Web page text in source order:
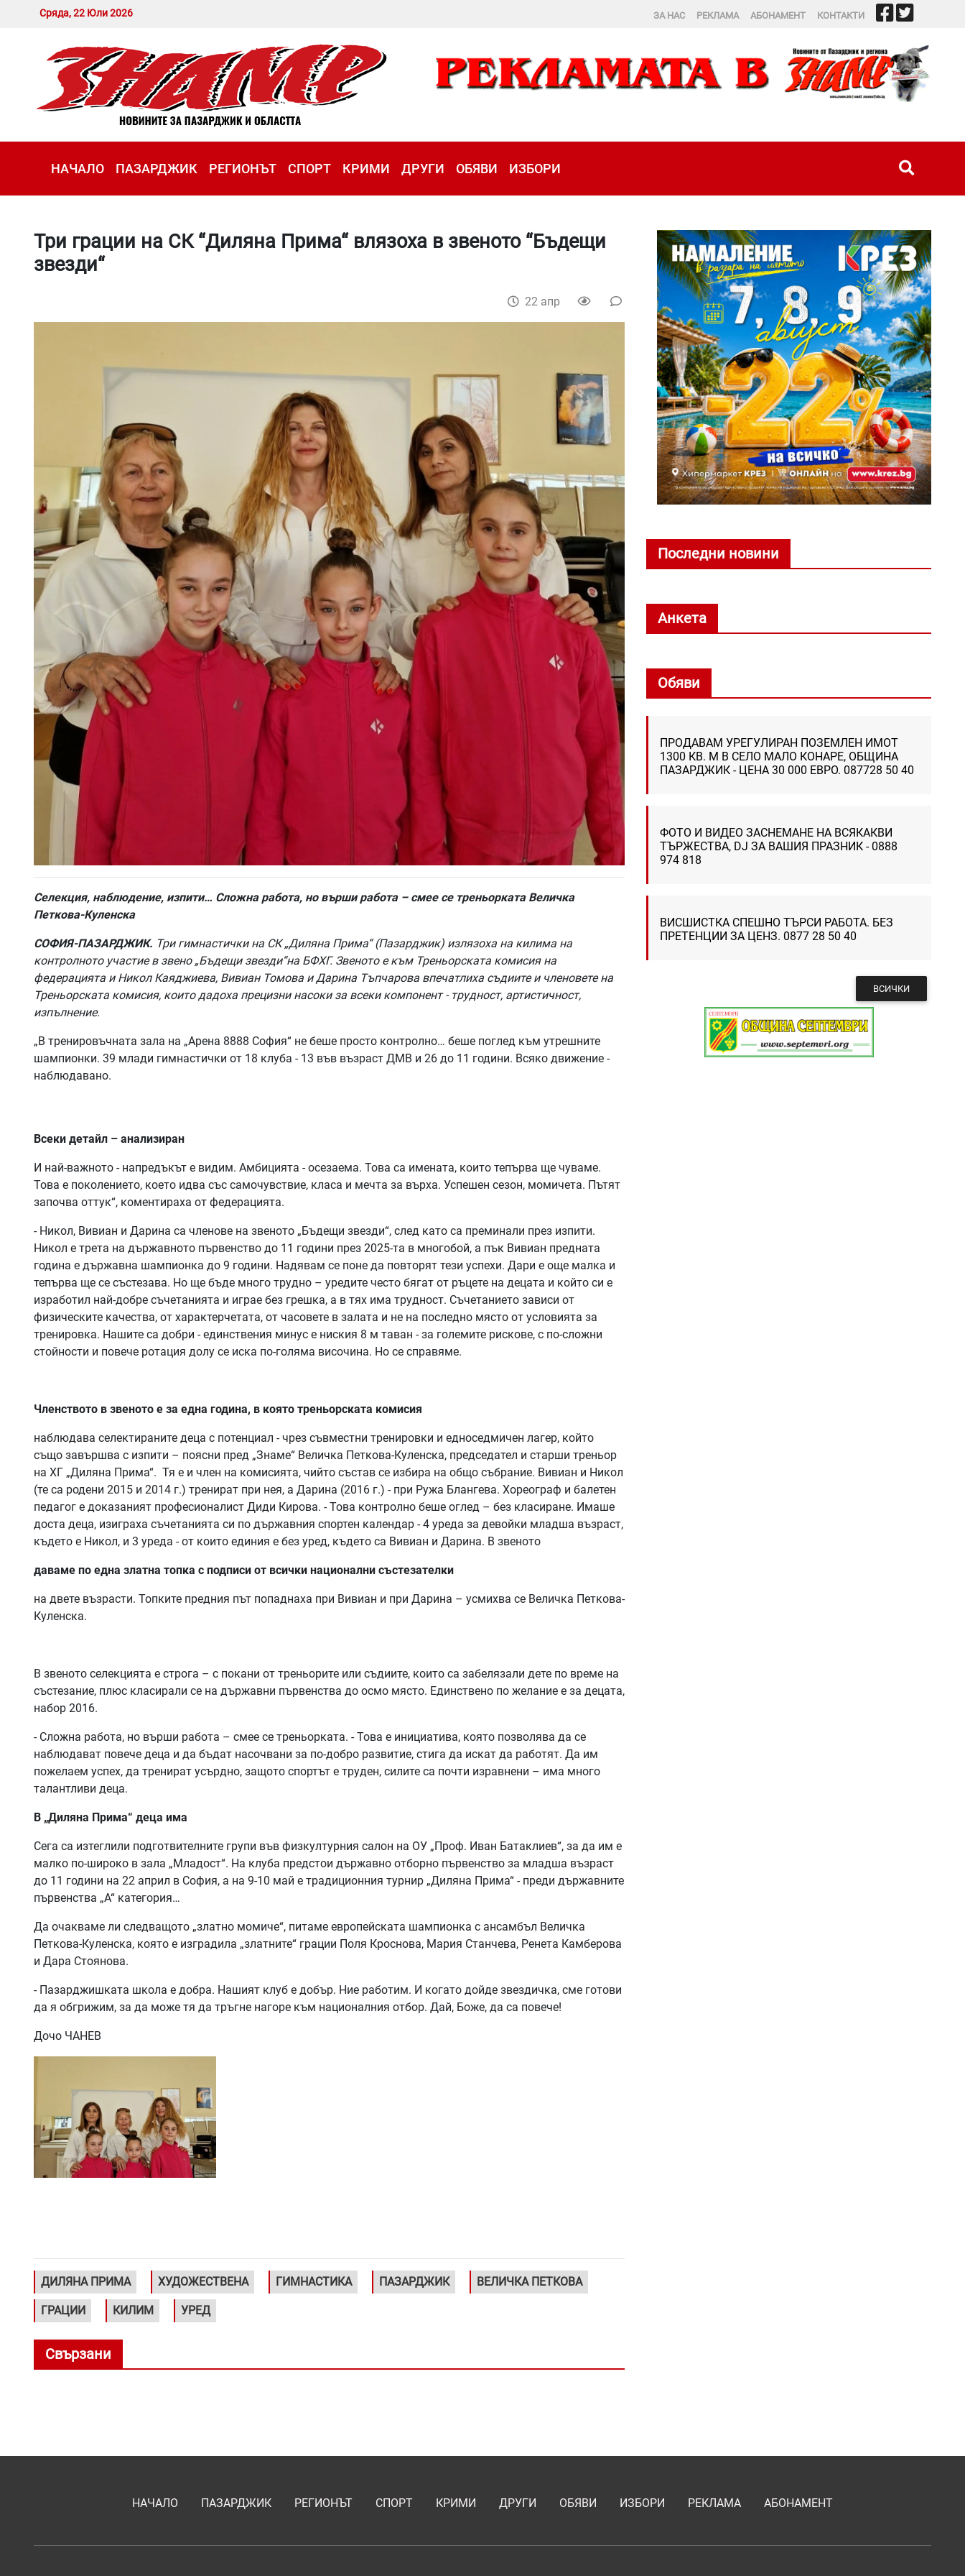
Сряда, 22 Юли 2026 ЗА НАС РЕКЛАМА АБОНАМЕНТ КОНТАКТИ
НАЧАЛО ПАЗАРДЖИК РЕГИОНЪТ СПОРТ КРИМИ ДРУГИ ОБЯВИ ИЗБОРИ
Три грации на СК “Диляна Прима“ влязоха в звеното “Бъдещи
звезди“
22 апр
Селекция, наблюдение, изпити… Сложна работа, но върши работа – смее се треньорката Величка
Петкова-Куленска
СОФИЯ-ПАЗАРДЖИК. Три гимнастички на СК „Диляна Прима“ (Пазарджик) излязоха на килима на
контролното участие взвено „Бъдещи звезди“на БФХГ. Звеното е към Треньорската комисия на
федерацията и Никол Каяджиева, Вивиан Томова и Дарина Тъпчарова впечатлиха съдиите и членовете на
Треньорската комисия, които дадоха прецизни насоки за всеки компонент - трудност, артистичност,
изпълнение.
„В тренировъчната зала на „Арена 8888 София“ не беше просто контролно… беше поглед към утрешните
шампионки. 39 млади гимнастички от 18 клуба - 13 във възраст ДМВ и 26 до 11 години. Всяко движение -
наблюдавано.
Всеки детайл – анализиран
И най-важното - напредъкът е видим. Амбицията - осезаема. Това са имената, които тепърва ще чуваме.
Това е поколението, което идва със самочувствие, класа и мечта за върха. Успешен сезон, момичета. Пътят
започва оттук“, коментираха от федерацията.
- Никол, Вивиан и Дарина са членове на звеното „Бъдещи звезди“, след като са преминали през изпити.
Никол е трета на държавното първенство до 11 години през 2025-та в многобой, а пък Вивиан предната
година е държавна шампионка до 9 години. Надявам се поне да повторят тези успехи. Дари е още малка и
тепърва ще се състезава. Но ще бъде много трудно – уредите често бягат от ръцете на децата и който си е
изработил най-добре съчетанията и играе без грешка, а в тях има трудност. Съчетанието зависи от
физическите качества, от характерчетата, от часовете в залата и не на последно място от условията за
тренировка. Нашите са добри - единствения минус е ниския 8 м таван - за големите рискове, с по-сложни
стойности и повече ротация долу се иска по-голяма височина. Но се справяме.
Членството в звеното е за една година, в която треньорската комисия
наблюдава селектираните деца с потенциал - чрез съвместни тренировки и едноседмичен лагер, който
също завършва с изпити – поясни пред „Знаме“ Величка Петкова-Куленска, председател и старши треньор
на ХГ „Диляна Прима“. Тя е и член на комисията, чийто състав се избира на общо събрание. Вивиан и Никол
(те са родени 2015 и 2014 г.) тренират при нея, а Дарина (2016 г.) - при Ружа Блангева. Хореограф и балетен
педагог е доказаният професионалист Диди Кирова. - Това контролно беше оглед – без класиране. Имаше
доста деца, изиграха съчетанията си по държавния спортен календар - 4 уреда за девойки младша възраст,
където е Никол, и 3 уреда - от които единия е без уред, където са Вивиан и Дарина. В звеното
даваме по една златна топка с подписи от всички национални състезателки
на двете възрасти. Топките предния път попаднаха при Вивиан и при Дарина – усмихва се Величка Петкова-
Куленска.
В звеното селекцията е строга – с покани от треньорите или съдиите, които са забелязали дете по време на
състезание, плюс класирали се на държавни първенства до осмо място. Единствено по желание е за децата,
набор 2016.
- Сложна работа, но върши работа – смее се треньорката. - Това е инициатива, която позволява да се
наблюдават повече деца и да бъдат насочвани за по-добро развитие, стига да искат да работят. Да им
пожелаем успех, да тренират усърдно, защото спортът е труден, силите са почти изравнени – има много
талантливи деца.
В „Диляна Прима“ деца има
Сега са изтеглили подготвителните групи във физкултурния салон на ОУ „Проф. Иван Батаклиев“, за да им е
малко по-широко в зала „Младост“. На клуба предстои държавно отборно първенство за младша възраст
до 11 години на 22 април в София, а на 9-10 май е традиционния турнир „Диляна Прима“ - преди държавните
първенства „А“ категория…
Да очакваме ли следващото „златно момиче“, питаме европейската шампионка с ансамбъл Величка
Петкова-Куленска, която е изградила „златните“ грации Поля Кроснова, Мария Станчева, Ренета Камберова
и Дара Стоянова.
- Пазарджишката школа е добра. Нашият клуб е добър. Ние работим. И когато дойде звездичка, сме готови
да я обгрижим, за да може тя да тръгне нагоре към националния отбор. Дай, Боже, да са повече!
Дочо ЧАНЕВ
ДИЛЯНА ПРИМА ХУДОЖЕСТВЕНА ГИМНАСТИКА ПАЗАРДЖИК ВЕЛИЧКА ПЕТКОВА
ГРАЦИИ КИЛИМ УРЕД
Свързани
Последни новини
Анкета
Обяви
ПРОДАВАМ УРЕГУЛИРАН ПОЗЕМЛЕН ИМОТ
1300 КВ. М В СЕЛО МАЛО КОНАРЕ, ОБЩИНА
ПАЗАРДЖИК - ЦЕНА 30 000 ЕВРО. 087728 50 40
ФОТО И ВИДЕО ЗАСНЕМАНЕ НА ВСЯКАКВИ
ТЪРЖЕСТВА, DJ ЗА ВАШИЯ ПРАЗНИК - 0888
974 818
ВИСШИСТКА СПЕШНО ТЪРСИ РАБОТА. БЕЗ
ПРЕТЕНЦИИ ЗА ЦЕНЗ. 0877 28 50 40
ВСИЧКИ
НАЧАЛО ПАЗАРДЖИК РЕГИОНЪТ СПОРТ КРИМИ ДРУГИ ОБЯВИ ИЗБОРИ РЕКЛАМА АБОНАМЕНТ